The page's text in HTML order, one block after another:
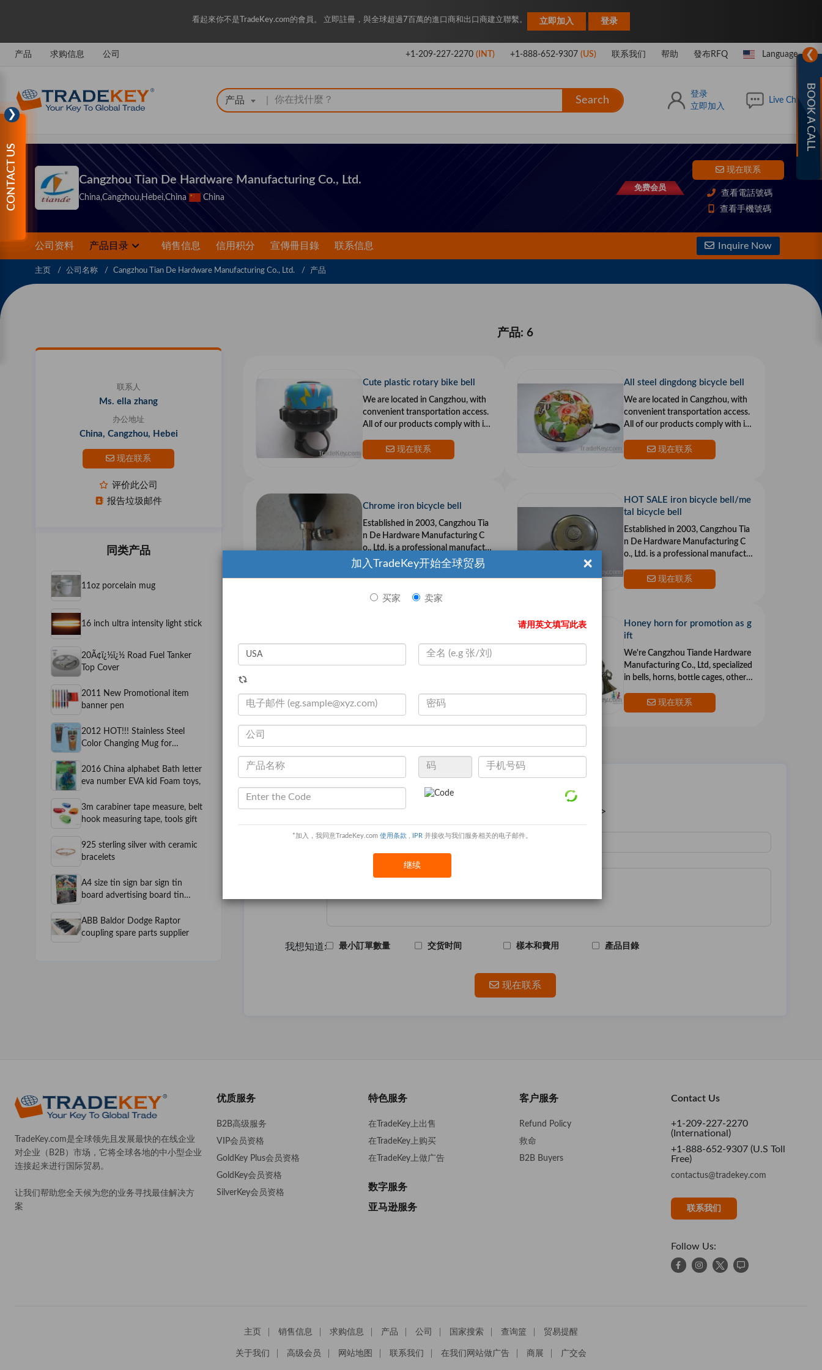
看起來你不是TradeKey.com的會員。 立即註冊，與全球超過7百萬的進口商和出口商建立聯繫。 立即加入 登录
产品 求购信息 公司 +1-209-227-2270(INT) +1-888-652-9307(US) 联系我们 帮助 發布RFQ Language
产品 Search
登录
立即加入
Live Chat
❯
BOOK A CALL
×
加入TradeKey开始全球贸易
买家 卖家
请用英文填写此表
*加入，我同意TradeKey.com 使用条款 IPR 并接收与我们服务相关的电子邮件。
继续
❯
CONTACT US Cangzhou Tian De Hardware Manufacturing Co., Ltd.
China,Cangzhou,Hebei,China China
免费会员
现在联系
查看電話號碼
查看手機號碼
公司资料 产品目录 销售信息 信用积分 宣傳冊目錄 联系信息 Inquire Now
主页 公司名称 Cangzhou Tian De Hardware Manufacturing Co., Ltd. 产品
联系人
Ms. ella zhang
办公地址
China, Cangzhou, Hebei
现在联系
评价此公司
报告垃圾邮件
同类产品
11oz porcelain mug
16 inch ultra intensity light stick
20Ã¢ï¿½ï¿½ Road Fuel Tanker
Top Cover
2011 New Promotional item
banner pen
2012 HOT!!! Stainless Steel
Color Changing Mug for
2016 China alphabet Bath letter
eva number EVA kid Foam toys,
3m carabiner tape measure, belt
hook measuring tape, tools gift
925 sterling silver with ceramic
bracelets
A4 size tin sign bar sign tin
board advertising board tin
ABB Baldor Dodge Raptor
coupling spare parts supplier
产品: 6
Cute plastic rotary bike bell
We are located in Cangzhou, with
convenient transportation access.
All of our products comply with int
e greatly app现在联系
All steel dingdong bicycle bell
We are located in Cangzhou, with
convenient transportation access.
All of our products comply with int
e greatly app现在联系
Chrome iron bicycle bell
Established in 2003, Cangzhou Tia
n De Hardware Manufacturing C
o., Ltd. is a professional manufactu
rer and exporter that is concerned
HOT SALE iron bicycle bell/me
tal bicycle bell
Established in 2003, Cangzhou Tia
n De Hardware Manufacturing C
o., Ltd. is a professional manufactu
with the design,
现在联系
We are located in Cangzhou, with
convenient transportation access.
e greatly app现在联系
Honey horn for promotion as g
ift
We're Cangzhou Tiande Hardware
Manufacturing Co., Ltd, specialized
in bells, horns, bottle cages, other p
are envi 现在联系
至:Ms. ella < Cangzhou Tian De Hardware Manufacturing Co., Ltd. >
主題 :
我想知道: 最小訂單數量 交货时间 樣本和費用 產品目錄
现在联系
TradeKey.com是全球领先且发展最快的在线企业
对企业（B2B）市场，它将全球各地的中小型企业
连接起来进行国际贸易。
让我们帮助您全天候为您的业务寻找最佳解决方
案
优质服务
B2B高级服务
VIP会员资格
GoldKey Plus会员资格
GoldKey会员资格
SilverKey会员资格
特色服务
在TradeKey上出售
在TradeKey上购买
在TradeKey上做广告
数字服务
亚马逊服务
客户服务
Refund Policy
救命
B2B Buyers
Contact Us
+1-209-227-2270
(International)
+1-888-652-9307 (U.S Toll
Free)
contactus@tradekey.com
联系我们
Follow Us:
主页 销售信息 求购信息 产品 公司 国家搜索 查询篮 贸易提醒
关于我们 高级会员 网站地图 联系我们 在我们网站做广告 商展 广交会